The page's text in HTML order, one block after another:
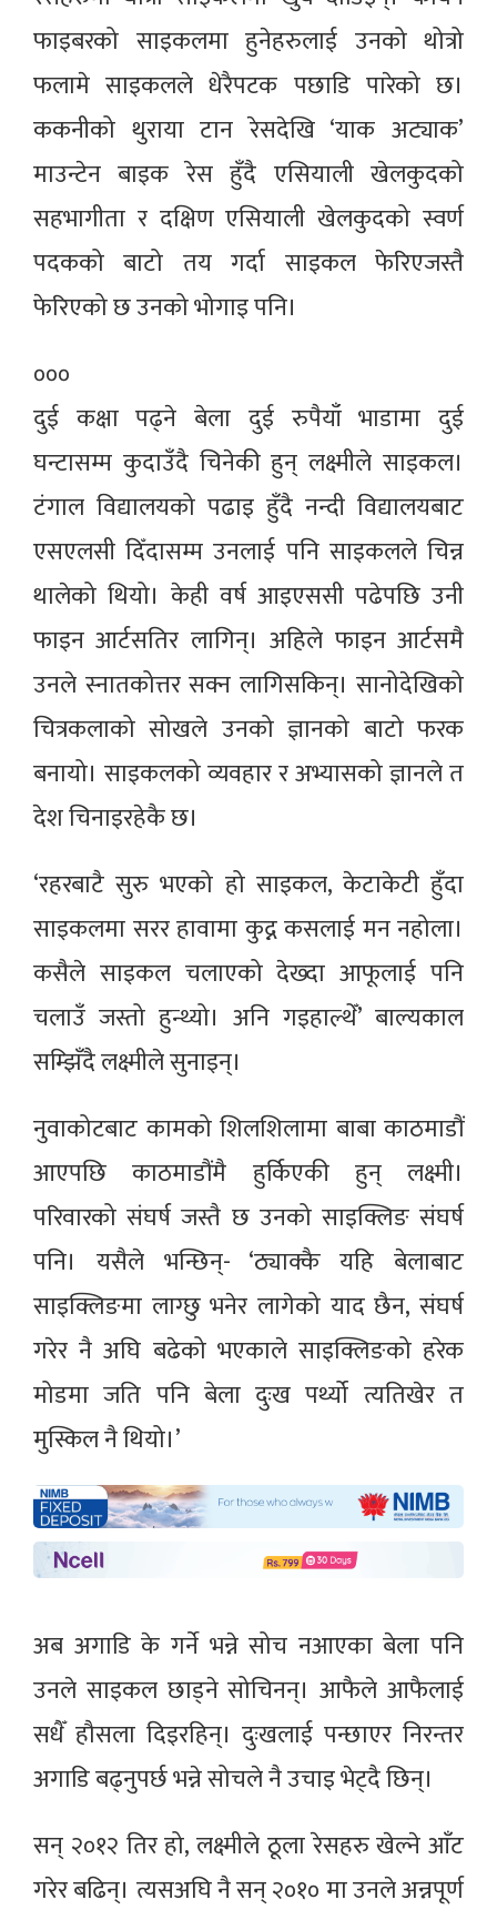
फाइबरको साइकलमा हुनेहरुलाई उनको थोत्रो
फलामे साइकलले धेरैपटक पछाडि पारेको छ।
ककनीको थुराया टान रेसदेखि ‘याक अट्याक’
माउन्टेन बाइक रेस हुँदै एसियाली खेलकुदको
सहभागीता र दक्षिण एसियाली खेलकुदको स्वर्ण
पदकको बाटो तय गर्दा साइकल फेरिएजस्तै
फेरिएको छ उनको भोगाइ पनि।
०००
दुई कक्षा पढ्ने बेला दुई रुपैयाँ भाडामा दुई
घन्टासम्म कुदाउँदै चिनेकी हुन् लक्ष्मीले साइकल।
टंगाल विद्यालयको पढाइ हुँदै नन्दी विद्यालयबाट
एसएलसी दिँदासम्म उनलाई पनि साइकलले चिन्न
थालेको थियो। केही वर्ष आइएससी पढेपछि उनी
फाइन आर्टसतिर लागिन्। अहिले फाइन आर्टसमै
उनले स्नातकोत्तर सक्न लागिसकिन्। सानोदेखिको
चित्रकलाको सोखले उनको ज्ञानको बाटो फरक
बनायो। साइकलको व्यवहार र अभ्यासको ज्ञानले त
देश चिनाइरहेकै छ।
‘रहरबाटै सुरु भएको हो साइकल, केटाकेटी हुँदा
साइकलमा सरर हावामा कुद्न कसलाई मन नहोला।
कसैले साइकल चलाएको देख्दा आफूलाई पनि
चलाउँ जस्तो हुन्थ्यो। अनि गइहाल्थेँ’ बाल्यकाल
सम्झिँदै लक्ष्मीले सुनाइन्।
नुवाकोटबाट कामको शिलशिलामा बाबा काठमाडौं
आएपछि काठमाडौंमै हुर्किएकी हुन् लक्ष्मी।
परिवारको संघर्ष जस्तै छ उनको साइक्लिङ संघर्ष
पनि। यसैले भन्छिन्- ‘ठ्याक्कै यहि बेलाबाट
साइक्लिङमा लाग्छु भनेर लागेको याद छैन, संघर्ष
गरेर नै अघि बढेको भएकाले साइक्लिङको हरेक
मोडमा जति पनि बेला दुःख पर्थ्यो त्यतिखेर त
मुस्किल नै थियो।’
अब अगाडि के गर्ने भन्ने सोच नआएका बेला पनि
उनले साइकल छाड्ने सोचिनन्। आफैले आफैलाई
सधैँ हौसला दिइरहिन्। दुःखलाई पन्छाएर निरन्तर
अगाडि बढ्नुपर्छ भन्ने सोचले नै उचाइ भेट्दै छिन्।
सन् २०१२ तिर हो, लक्ष्मीले ठूला रेसहरु खेल्ने आँट
गरेर बढिन्। त्यसअघि नै सन् २०१० मा उनले अन्नपूर्ण